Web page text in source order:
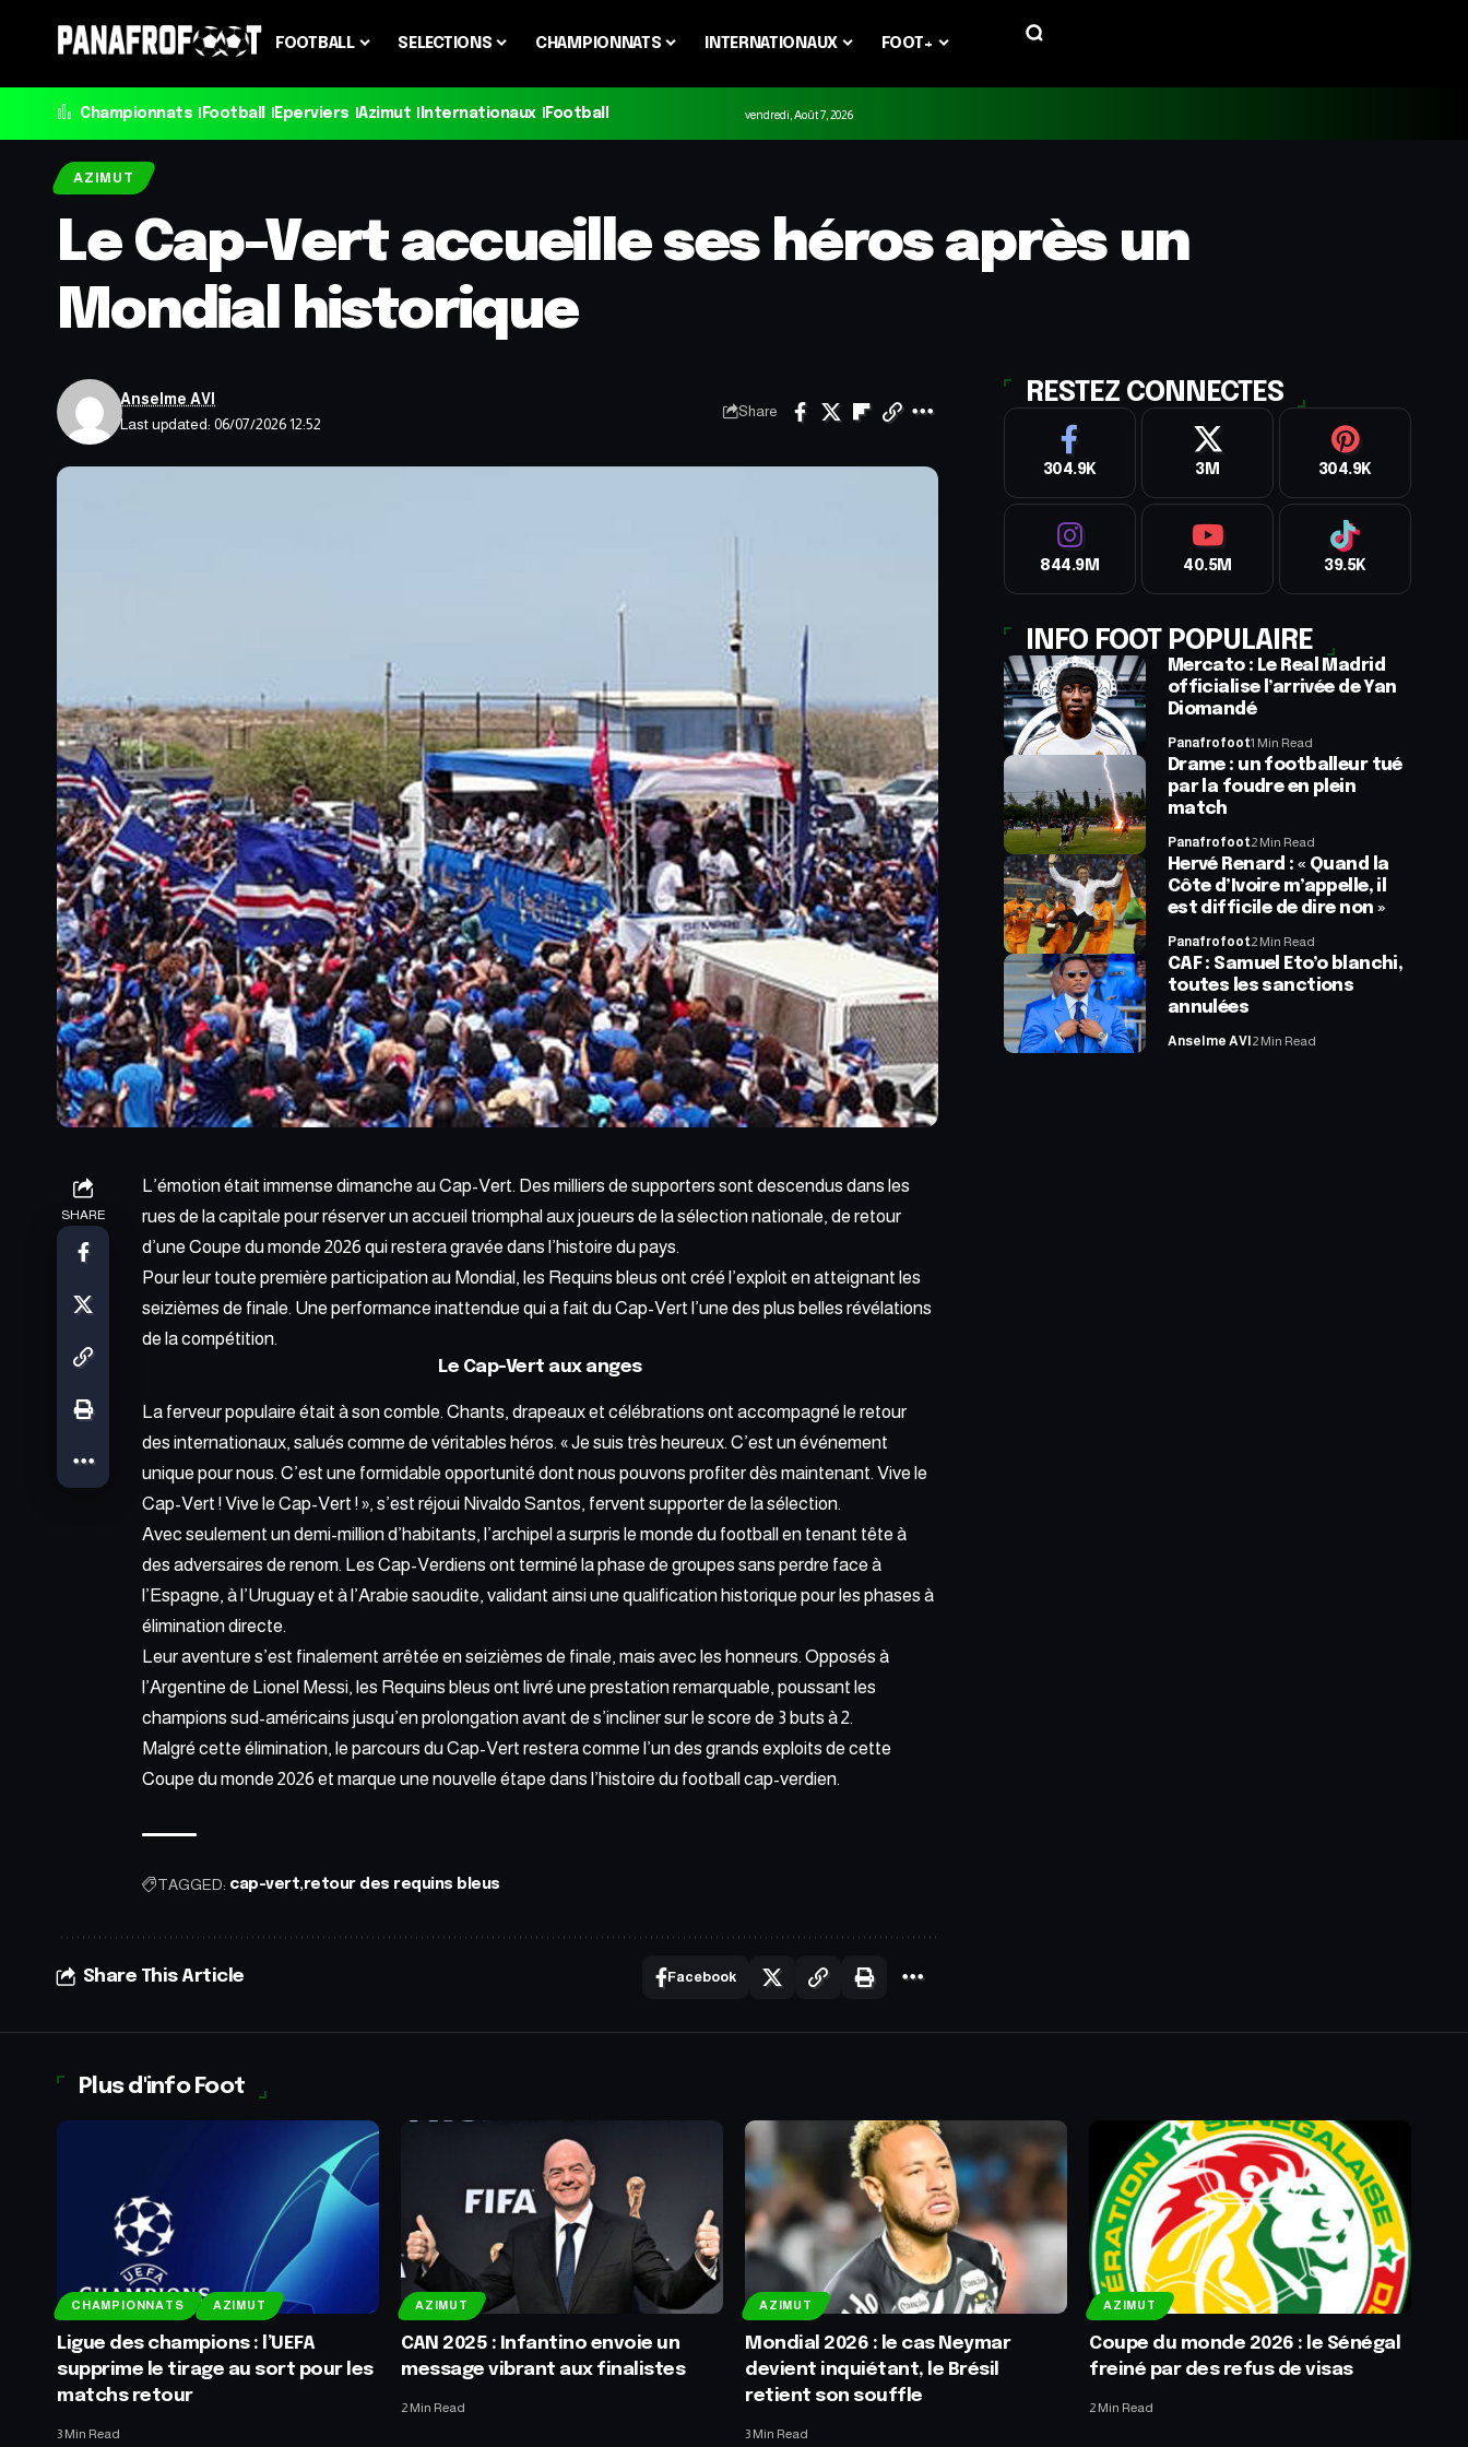
FOOTBALL SELECTIONS CHAMPIONNATS INTERNATIONAUX FOOT+
Championnats Football Eperviers Azimut Internationaux Football vendredi, Août 7, 2026
AZIMUT
Le Cap-Vert accueille ses héros après un
Mondial historique
Last updated: 06/07/2026 12:52
Anselme AVI
Share
SHARE
L’émotion était immense dimanche au Cap-Vert. Des milliers de supporters sont descendus dans les
rues de la capitale pour réserver un accueil triomphal aux joueurs de lasélection nationale, de retour
d’une Coupe du monde 2026 qui restera gravée dans l’histoire du pays.
Pour leur toute première participation au Mondial, les Requins bleus ont créé l’exploit en atteignant les
seizièmes de finale. Une performance inattendue qui a fait du Cap-Vert l’une des plus belles révélations
de la compétition.
Le Cap-Vert aux anges
La ferveur populaire était à son comble. Chants, drapeaux et célébrations ont accompagné le retour
des internationaux, salués comme de véritables héros. « Je suis très heureux. C’est un événement
unique pour nous. C’est une formidable opportunité dont nous pouvons profiter dès maintenant. Vive le
Cap-Vert ! Vive le Cap-Vert ! », s’est réjoui Nivaldo Santos, fervent supporter de la sélection.
Avec seulement un demi-million d’habitants, l’archipel a surpris le monde du football en tenant tête à
des adversaires de renom. Les Cap-Verdiens ont terminé la phase de groupes sans perdre face à
l’Espagne, à l’Uruguay et à l’Arabie saoudite, validant ainsi une qualification historique pour les phases à
élimination directe.
Leur aventure s’est finalement arrêtée en seizièmes de finale, mais avec les honneurs. Opposés à
l’Argentine de Lionel Messi, les Requins bleus ont livré une prestation remarquable, poussant les
champions sud-américains jusqu’en prolongation avant de s’incliner sur le score de 3 buts à 2.
Malgré cette élimination, le parcours du Cap-Vert restera comme l’un des grands exploits de cette
Coupe du monde 2026 et marque une nouvelle étape dans l’histoire du football cap-verdien.
TAGGED: cap-vert retour des requins bleus
Share This Article Facebook
RESTEZ CONNECTES
304.9K 3M 304.9K
844.9M 40.5M 39.5K
INFO FOOT POPULAIRE
Mercato : Le Real Madrid
officialise l’arrivée de Yan
Diomandé
Panafrofoot1 Min Read
Drame : un footballeur tué
par la foudre en plein
match
Panafrofoot2 Min Read
Hervé Renard : « Quand la
Côte d’Ivoire m’appelle, il
est difficile de dire non »
Panafrofoot2 Min Read
CAF : Samuel Eto’o blanchi,
toutes les sanctions
annulées
Anselme AVI 2 Min Read
Plus d'info Foot
CHAMPIONNATS AZIMUT
Ligue des champions : l’UEFA
supprime le tirage au sort pour les
matchs retour
3 Min Read
AZIMUT
CAN 2025 : Infantino envoie un
message vibrant aux finalistes
2 Min Read
AZIMUT
Mondial 2026 : le cas Neymar
devient inquiétant, le Brésil
retient son souffle
3 Min Read
AZIMUT
Coupe du monde 2026 : le Sénégal
freiné par des refus de visas
2 Min Read